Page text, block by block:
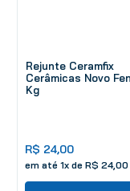
Rejunte Ceramfix
Cerâmicas Novo
Kg
R$ 24,00
em até 1x de R$ 24,00